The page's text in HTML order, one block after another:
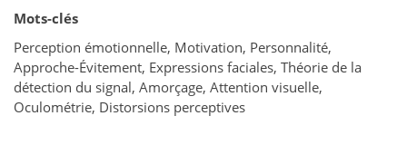
Mots-clés
Perception émotionnelle, Motivation, Personnalité,
Approche-Évitement, Expressions faciales, Théorie de la
détection du signal, Amorçage, Attention visuelle,
Oculométrie, Distorsions perceptives